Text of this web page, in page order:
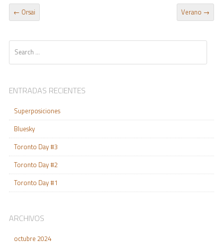
POST NAVIGATION
← Orsai Verano →
ENTRADAS RECIENTES
Superposiciones
Bluesky
Toronto Day #3
Toronto Day #2
Toronto Day #1
ARCHIVOS
octubre 2024